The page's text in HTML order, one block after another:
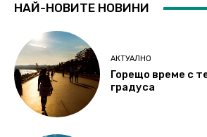
НАЙ-НОВИТЕ НОВИНИ
АКТУАЛНО
Горещо време с
градуса